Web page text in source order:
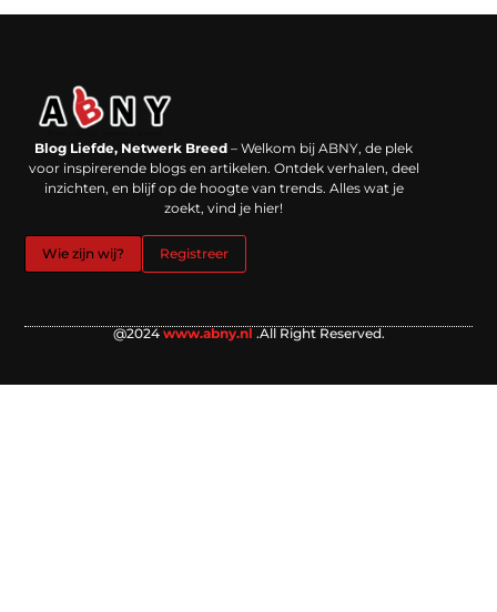
Blog Liefde, Netwerk Breed – Welkom bij ABNY, de plek
voor inspirerende blogs en artikelen. Ontdek verhalen, deel
inzichten, en blijf op de hoogte van trends. Alles wat je
zoekt, vind je hier!
Wie zijn wij? Registreer
@2024 www.abny.nl .All Right Reserved.